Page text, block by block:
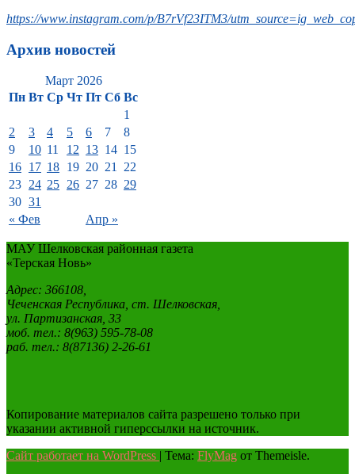
https://www.instagram.com/p/B7rVf23ITM3/
Архив новостей
Март 2026
Пн Вт Ср Чт Пт Сб Вс
« Фев Апр »
1
2
3 4 5 6 7
8
9
10 11 12 13 14 15
16 17 18 19 20 21
22
23 24 25 26 27 28 29
30 31
МАУ Шелковская районная газета
«Терская Новь»
Адрес: 366108,
Чеченская Республика, ст. Шелковская,
ул. Партизанская, 33
моб. тел.: 8(963) 595-78-08
раб. тел.: 8(87136) 2-26-61
Копирование материалов сайта разрешено только при
указании активной гиперссылки на источник.
Сайт работает на WordPress | Тема: FlyMag от Themeisle.